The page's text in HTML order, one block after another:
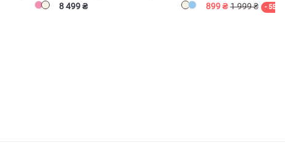
8 499 ₴ 899 ₴ 1 999 ₴ - 55%